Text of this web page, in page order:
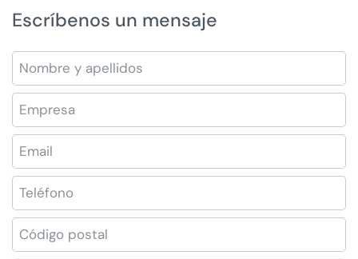
Escríbenos un mensaje
Nombre y apellidos
Empresa
Email *
Teléfono
Código postal